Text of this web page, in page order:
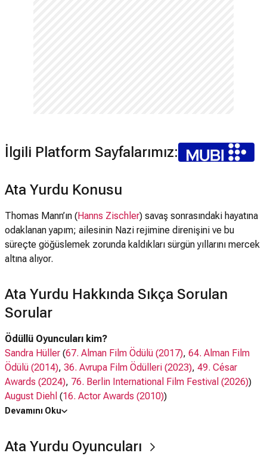
İlgili Platform Sayfalarımız:
Ata Yurdu Konusu
Thomas Mann’ın (Hanns Zischler) savaş sonrasındaki hayatına
odaklanan yapım; ailesinin Nazi rejimine direnişini ve bu
süreçte göğüslemek zorunda kaldıkları sürgün yıllarını mercek
altına alıyor.
Ata Yurdu Hakkında Sıkça Sorulan
Sorular
Ödüllü Oyuncuları kim?
Sandra Hüller (67. Alman Film Ödülü (2017), 64. Alman Film
Ödülü (2014), 36. Avrupa Film Ödülleri (2023), 49. César
Awards (2024), 76. Berlin International Film Festival (2026))
August Diehl (16. Actor Awards (2010))
Anna Madeley, David Menkin
Devamını Oku
Ata Yurdu Oyuncuları